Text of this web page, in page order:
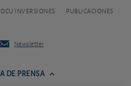
INVERSIONES PUBLICACIONES
Newsletter
DE PRENSA